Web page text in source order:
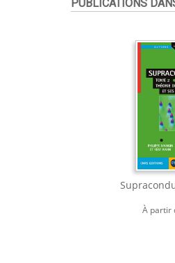
PUBLICATIONS
À partir